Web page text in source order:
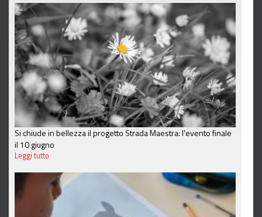
Si chiude in bellezza il progetto Strada Maestra: l'evento finale
il 10 giugno
Leggi tutto